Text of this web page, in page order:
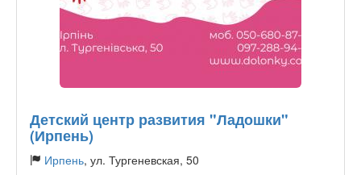
Детский центр развития "Ладошки"
(Ирпень)
Ирпень, ул. Тургеневская, 50